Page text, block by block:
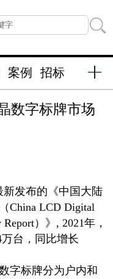
案例 招标
数字标牌市场
发布的《中国大陆
China LCD Digital
）》, 2021年，
万台，同比增长
字标牌分为户内和